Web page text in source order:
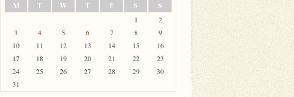
M
T W T F S S
1
2
3
4 5 6 7 8
9
10
11 12 13 14 15
16
17
18 19 20 21 22
23
24
25 26 27 28 29
30
31